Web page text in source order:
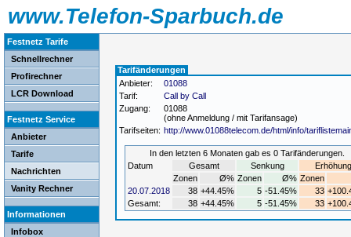
www.Telefon-Sparbuch.de
Festnetz Tarife
Schnellrechner
Profirechner
LCR Download
Festnetz Service
Anbieter
Tarife
Nachrichten
Vanity Rechner
Informationen
Infobox
Tarifänderungen
Anbieter:
01088
Tarif:
Call by Call
Zugang:
01088
(ohne Anmeldung / mit Tarifansage)
Tarifseiten: http://www.01088telecom.de/html/info/
In den letzten 6 Monaten gab es 0 Tarifänderungen.
Datum
Gesamt Senkung
Erhöhung
Zonen
Ø% Zonen Ø% Zonen
20.07.2018
38 +44.45% 5 -51.45% 33
Gesamt:
38 +44.45% 5 -51.45% 33